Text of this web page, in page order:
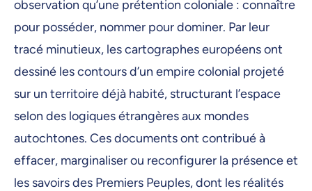
19 février 2026, 09:00
23 février 2026, 09:00
24 février 2026, 09:00
25 février 2026, 09:00
26 février 2026, 09:00
27 février 2026, 09:00
observation qu’une prétention coloniale : connaître
pour posséder, nommer pour dominer. Par leur
tracé minutieux, les cartographes européens ont
dessiné les contours d’un empire colonial projeté
sur un territoire déjà habité, structurant l’espace
selon des logiques étrangères aux mondes
autochtones. Ces documents ont contribué à
effacer, marginaliser ou reconfigurer la présence et
les savoirs des Premiers Peuples, dont les réalités